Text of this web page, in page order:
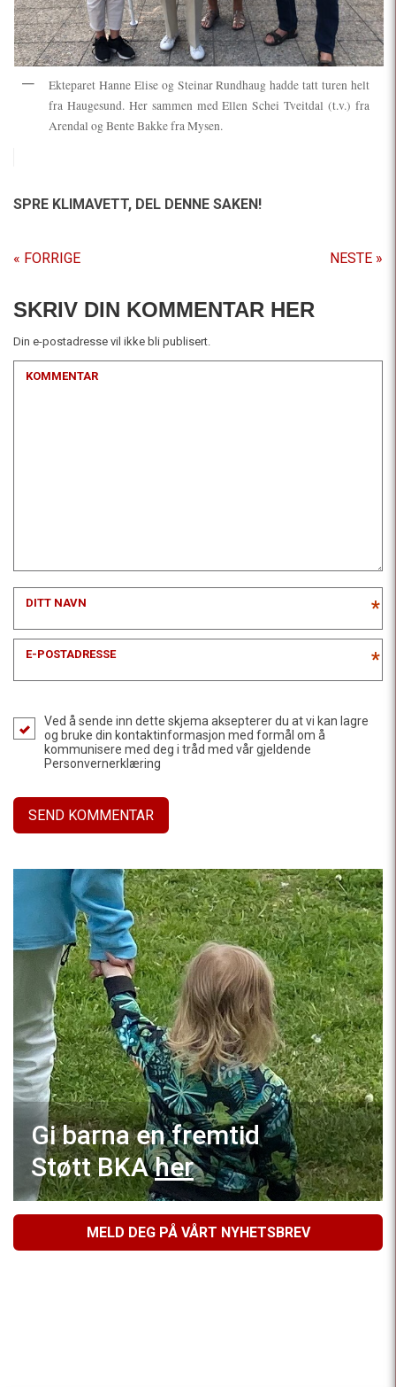
Ekteparet Hanne Elise og Steinar Rundhaug hadde tatt turen helt
fra Haugesund. Her sammen med Ellen Schei Tveitdal (t.v.) fra
Arendal og Bente Bakke fra Mysen.
SPRE KLIMAVETT, DEL DENNE SAKEN!
« FORRIGE NESTE »
SKRIV DIN KOMMENTAR HER
Din e-postadresse vil ikke bli publisert.
KOMMENTAR
DITT NAVN *
E-POSTADRESSE *
Ved å sende inn dette skjema aksepterer du at vi kan lagre
og bruke din kontaktinformasjon med formål om å
kommunisere med deg i tråd med vår gjeldende
Personvernerklæring
Gi barna en fremtid
Støtt BKAher
MELD DEG PÅ VÅRT NYHETSBREV